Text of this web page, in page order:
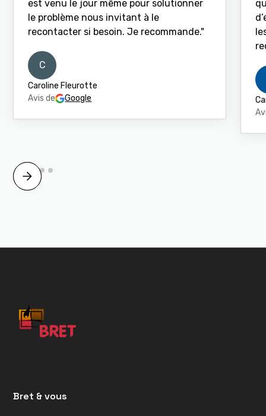
est venu le jour même pour solutionner
le problème nous invitant à le
recontacter si besoin. Je recommande."
C
Caroline Fleurotte
Avis de
Google
Bret & vous